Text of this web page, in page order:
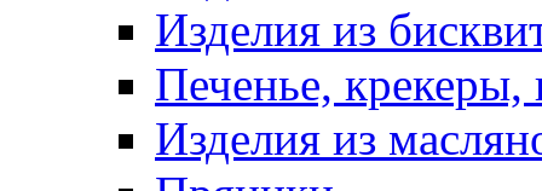
Изделия из
Печенье, крекеры,
Изделия из